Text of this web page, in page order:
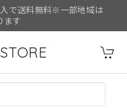
で送料無料※一部地域は
ます